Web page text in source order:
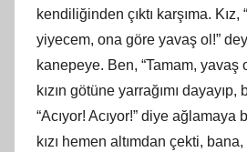
kendiliğinden çıktı karşıma.
yiyecem, ona göre yavaş ol!”
kanepeye. Ben, “Tamam, yavaş
kızın götüne yarrağımı dayayıp,
“Acıyor! Acıyor!” diye ağlamaya
kızı hemen altımdan çekti,